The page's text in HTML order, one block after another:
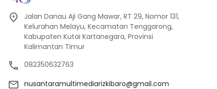
Jalan Danau Aji Gang Mawar, RT 29, Nomor 131,
Kelurahan Melayu, Kecamatan Tenggarong,
Kabupaten Kutai Kartanegara, Provinsi
Kalimantan Timur
082350632763
nusantaramultimediarizkibaro@gmail.com